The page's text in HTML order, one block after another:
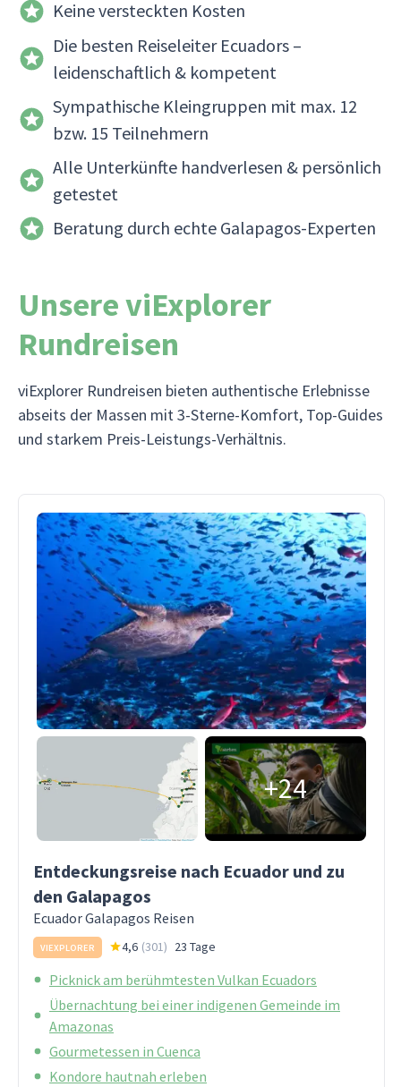
Keine versteckten Kosten
Die besten Reiseleiter Ecuadors –
leidenschaftlich & kompetent
Sympathische Kleingruppen mit max. 12
bzw. 15 Teilnehmern
Alle Unterkünfte handverlesen & persönlich
getestet
Beratung durch echte Galapagos-Experten
Unsere viExplorer
Rundreisen
viExplorer Rundreisen bieten authentische Erlebnisse
abseits der Massen mit 3-Sterne-Komfort, Top-Guides
und starkem Preis-Leistungs-Verhältnis.
+24
Entdeckungsreise nach Ecuador und zu
den Galapagos
Ecuador Galapagos Reisen
VIEXPLORER 4,6 (301) 23 Tage
Picknick am berühmtesten Vulkan Ecuadors
Übernachtung bei einer indigenen Gemeinde im
Amazonas
Gourmetessen in Cuenca
Kondore hautnah erleben